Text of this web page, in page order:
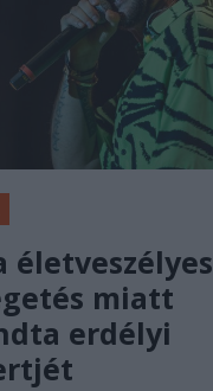
életveszélyes
miatt
erdélyi